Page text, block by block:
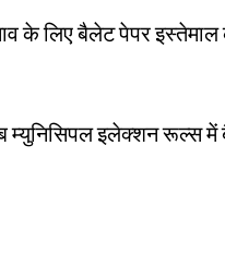
के लिए बैलेट पेपर
म्युनिसिपल इलेक्शन रूल्स